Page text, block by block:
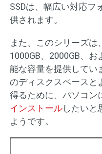
SSDは、幅広い対応フ
供されます。
また、このシリーズは
1000GB、2000GB、
能な容量を提供してい
のディスクスペースと
得るために、パソコン
インストールしたいと
ようです。